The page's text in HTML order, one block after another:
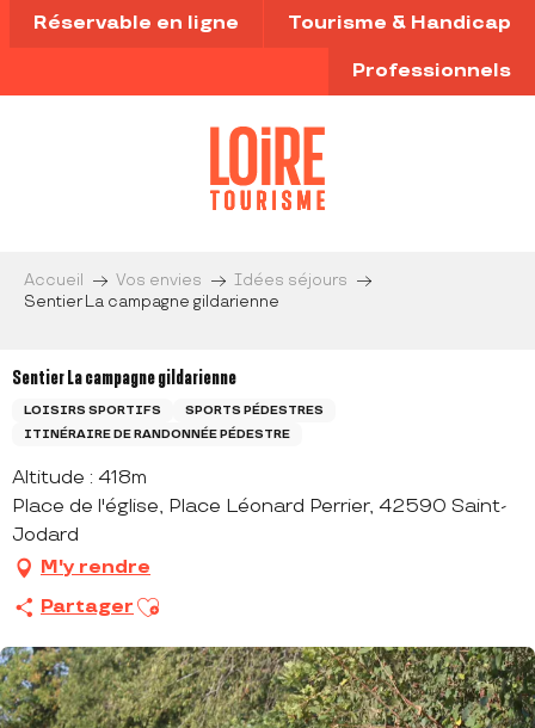
Aller
au
principal
Réservable en ligne Tourisme & Handicap
Professionnels
Accueil Vos envies
Idées séjours
Sentier La campagne gildarienne
Sentier La campagne gildarienne
LOISIRS SPORTIFS
SPORTS PÉDESTRES
ITINÉRAIRE DE RANDONNÉE PÉDESTRE
Altitude : 418m
Place de l'église, Place Léonard Perrier, 42590 Saint-
Jodard
M'y rendre
Partager Ajouter aux favoris